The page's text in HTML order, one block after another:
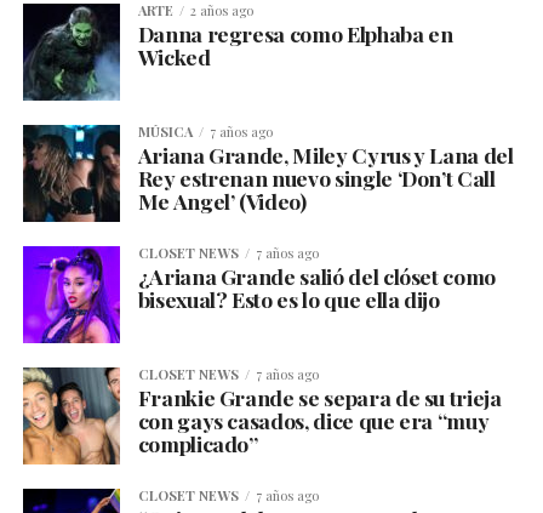
ARTE 2 años ago
Danna regresa como Elphaba en
Wicked
MÚSICA 7 años ago
Ariana Grande, Miley Cyrus y Lana del
Rey estrenan nuevo single ‘Don’t Call
Me Angel’ (Video)
CLOSET NEWS 7 años ago
¿Ariana Grande salió del clóset como
bisexual? Esto es lo que ella dijo
CLOSET NEWS 7 años ago
Frankie Grande se separa de su trieja
con gays casados, dice que era “muy
complicado”
CLOSET NEWS 7 años ago